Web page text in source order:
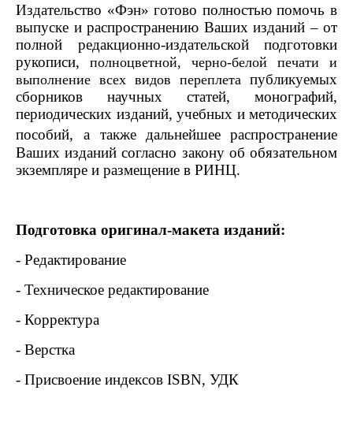
Издательство «Фэн» готово полностью помочь в
выпуске и распространению Ваших изданий – от
полной редакционно-издательской подготовки
рукописи, полноцветной, черно-белой печати и
выполнение всех видов переплета публикуемых
сборников научных статей, монографий,
периодических изданий, учебных и методических
пособий,
а также дальнейшее распространение
Ваших изданий согласно закону об обязательном
экземпляре и размещение в РИНЦ.
Подготовка оригинал-макета изданий:
- Редактирование
- Техническое редактирование
- Корректура
- Верстка
- Присвоение индексов ISBN, УДК